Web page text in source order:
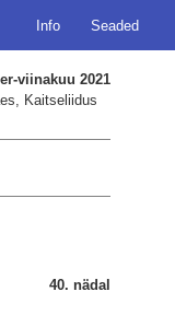
Info Seaded
viinakuu 2021
Kaitseliidus
40. nädal